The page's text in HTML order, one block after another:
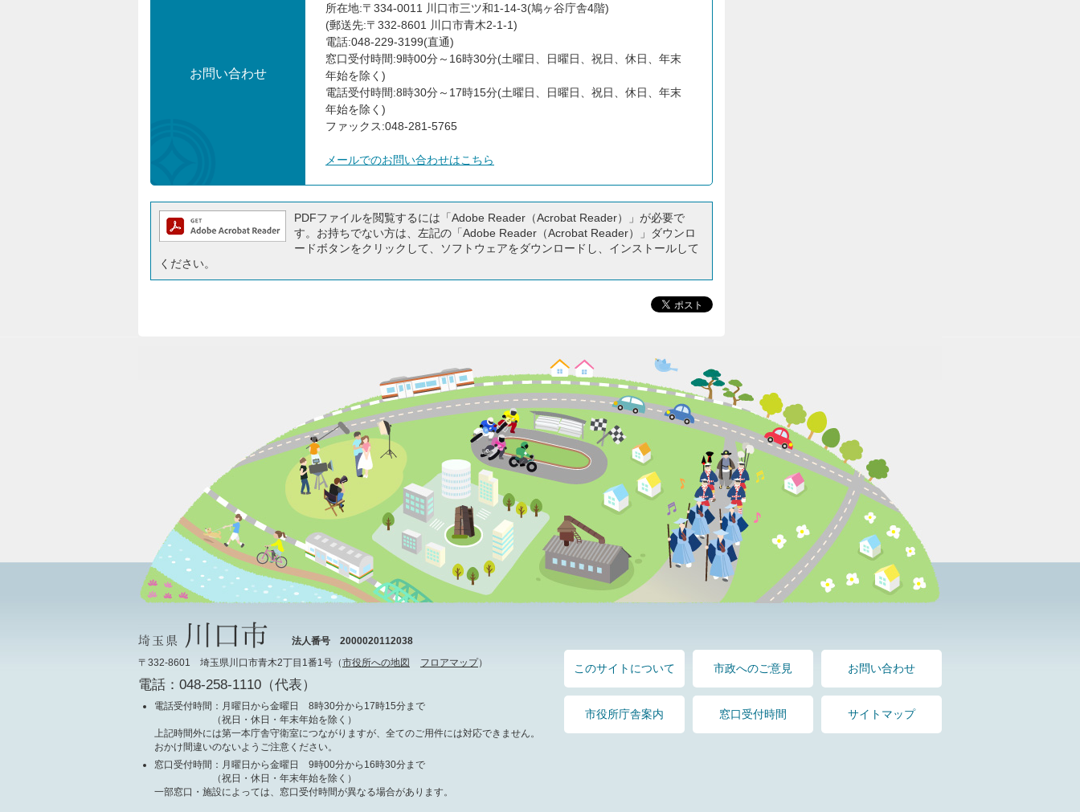
お問い合わせ
所在地:〒334-0011 川口市三ツ和1-14-3(鳩ヶ谷庁舎4階)
(郵送先:〒332-8601 川口市青木2-1-1)
電話:048-229-3199(直通)
窓口受付時間:9時00分～16時30分(土曜日、日曜日、祝日、休日、年末
年始を除く)
電話受付時間:8時30分～17時15分(土曜日、日曜日、祝日、休日、年末
年始を除く)
ファックス:048-281-5765
メールでのお問い合わせはこちら
PDFファイルを閲覧するには「Adobe Reader（Acrobat Reader）」が必要で
す。お持ちでない方は、左記の「Adobe Reader（Acrobat Reader）」ダウンロ
ードボタンをクリックして、ソフトウェアをダウンロードし、インストールして
ください。
法人番号 2000020112038
〒332-8601 埼玉県川口市青木2丁目1番1号（市役所への地図 フロアマップ）
電話：048-258-1110（代表）
電話受付時間 ：月曜日から金曜日 8時30分から17時15分まで
（祝日・休日・年末年始を除く）
上記時間外には第一本庁舎守衛室につながりますが、全てのご用件には対応できません。
おかけ間違いのないようご注意ください。
窓口受付時間 ：月曜日から金曜日 9時00分から16時30分まで
（祝日・休日・年末年始を除く）
一部窓口・施設によっては、窓口受付時間が異なる場合があります。
このサイトについて 市政へのご意見 お問い合わせ
市役所庁舎案内 窓口受付時間 サイトマップ